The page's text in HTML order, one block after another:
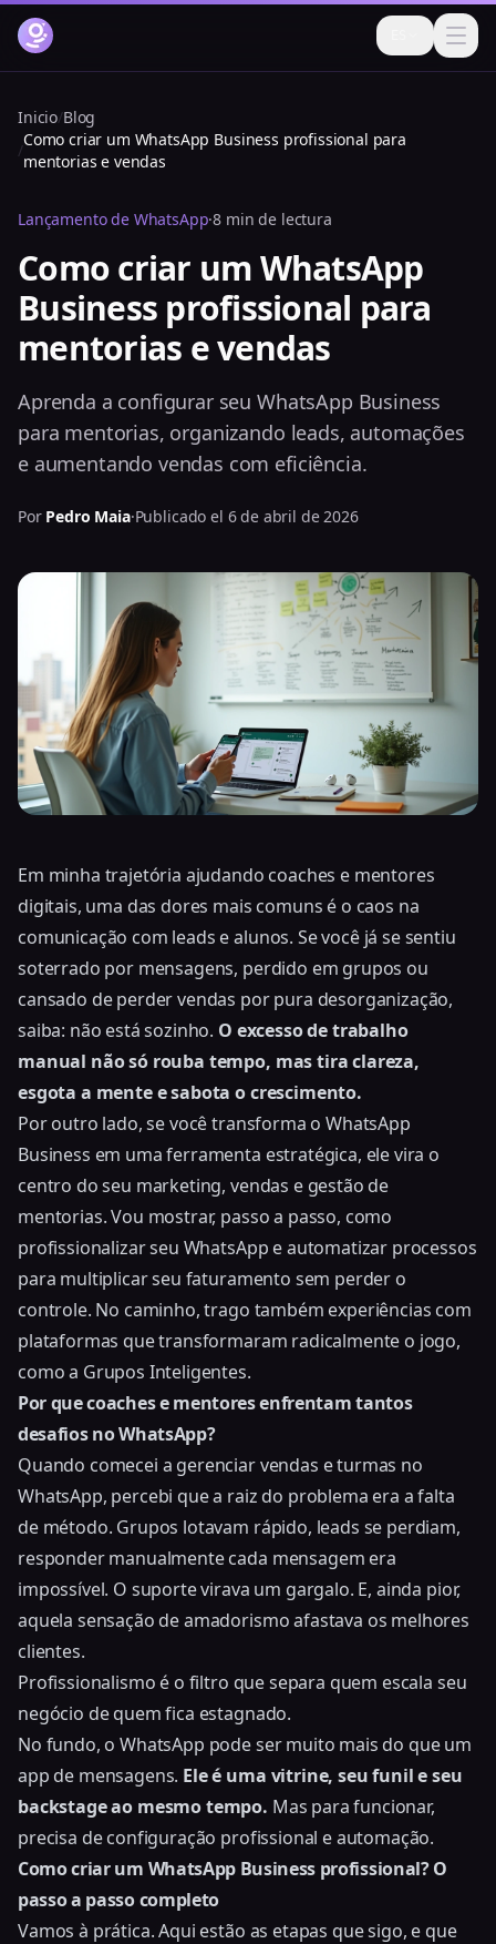
Funcionalidades
Blog
Ayuda
Iniciar sesión
Prueba gratis ahora
Inicio/Blog
/
Como criar um WhatsApp Business profissional para
mentorias e vendas
Lançamento de WhatsApp·8 min de lectura
Como criar um WhatsApp
Business profissional para
mentorias e vendas
Aprenda a configurar seu WhatsApp Business
para mentorias, organizando leads, automações
e aumentando vendas com eficiência.
Por Pedro Maia·Publicado el 6 de abril de 2026
Em minha trajetória ajudando coaches e mentores
digitais, uma das dores mais comuns é o caos na
comunicação com leads e alunos. Se você já se sentiu
soterrado por mensagens, perdido em grupos ou
cansado de perder vendas por pura desorganização,
saiba: não está sozinho. O excesso de trabalho
manual não só rouba tempo, mas tira clareza,
esgota a mente e sabota o crescimento.
Por outro lado, se você transforma o WhatsApp
Business em uma ferramenta estratégica, ele vira o
centro do seu marketing, vendas e gestão de
mentorias. Vou mostrar, passo a passo, como
profissionalizar seu WhatsApp e automatizar processos
para multiplicar seu faturamento sem perder o
controle. No caminho, trago também experiências com
plataformas que transformaram radicalmente o jogo,
como a Grupos Inteligentes.
Por que coaches e mentores enfrentam tantos
desafios no WhatsApp?
Quando comecei a gerenciar vendas e turmas no
WhatsApp, percebi que a raiz do problema era a falta
de método. Grupos lotavam rápido, leads se perdiam,
responder manualmente cada mensagem era
impossível. O suporte virava um gargalo. E, ainda pior,
aquela sensação de amadorismo afastava os melhores
clientes.
Profissionalismo é o filtro que separa quem escala seu
negócio de quem fica estagnado.
No fundo, o WhatsApp pode ser muito mais do que um
app de mensagens. Ele é uma vitrine, seu funil e seu
backstage ao mesmo tempo. Mas para funcionar,
precisa de configuração profissional e automação.
Como criar um WhatsApp Business profissional? O
passo a passo completo
Vamos à prática. Aqui estão as etapas que sigo, e que